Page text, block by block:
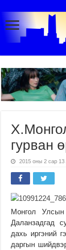
гурван
2015 оны 2 сар 13
Монгол
Даланзадгад
дахь иргэний
даргын